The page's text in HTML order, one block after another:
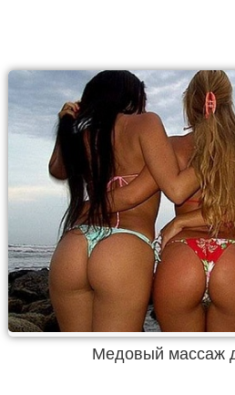
Медовый массаж